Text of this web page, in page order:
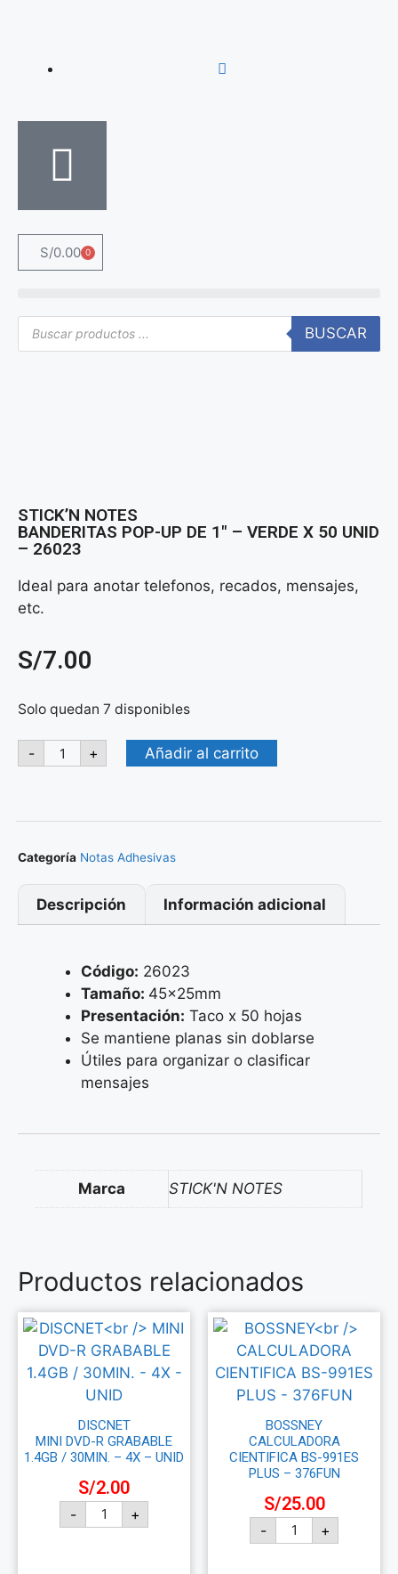
S/0.00 0
BUSCAR
STICK’N NOTES
BANDERITAS POP-UP DE 1″ – VERDE X 50 UNID
– 26023
Ideal para anotar telefonos, recados, mensajes,
etc.
S/7.00
Solo quedan 7 disponibles
- + Añadir al carrito
Categoría Notas Adhesivas
Descripción Información adicional
Código: 26023
Tamaño: 45x25mm
Presentación: Taco x 50 hojas
Se mantiene planas sin doblarse
Útiles para organizar o clasificar
mensajes
Marca STICK'N NOTES
Productos relacionados
DISCNET
MINI DVD-R GRABABLE
1.4GB / 30MIN. – 4X – UNID
S/2.00
- +
BOSSNEY
CALCULADORA
CIENTIFICA BS-991ES
PLUS – 376FUN
S/25.00
- +